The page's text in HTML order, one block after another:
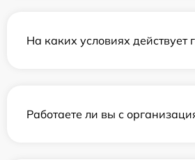
На каких условиях действует
Работаете ли вы с